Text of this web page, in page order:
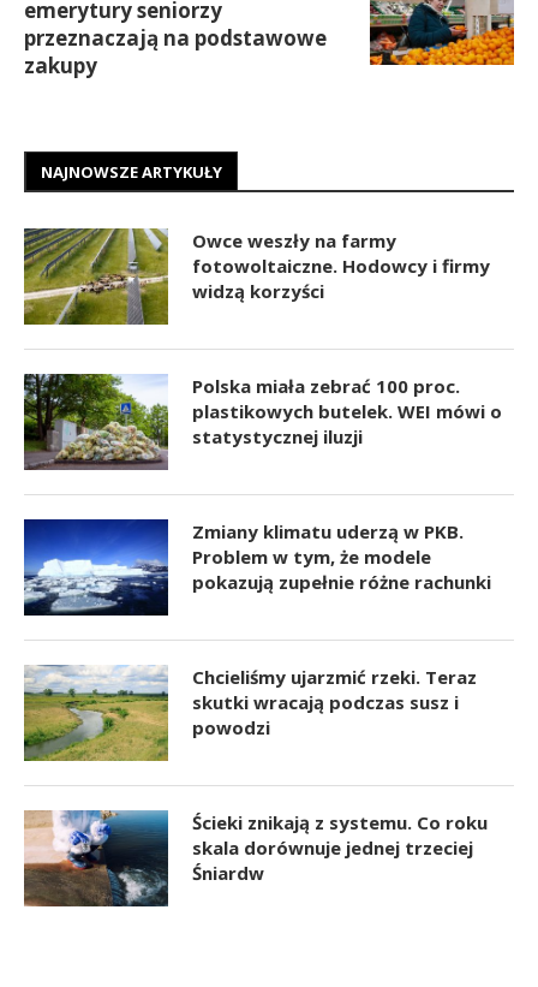
emerytury seniorzy
przeznaczają na podstawowe
zakupy
NAJNOWSZE ARTYKUŁY
Owce weszły na farmy
fotowoltaiczne. Hodowcy i firmy
widzą korzyści
Polska miała zebrać 100 proc.
plastikowych butelek. WEI mówi o
statystycznej iluzji
Zmiany klimatu uderzą w PKB.
Problem w tym, że modele
pokazują zupełnie różne rachunki
Chcieliśmy ujarzmić rzeki. Teraz
skutki wracają podczas susz i
powodzi
Ścieki znikają z systemu. Co roku
skala dorównuje jednej trzeciej
Śniardw